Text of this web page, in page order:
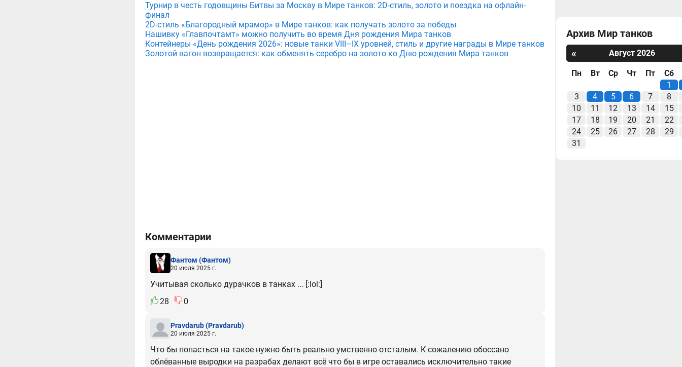
Турнир в честь годовщины Битвы за Москву в Мире танков: 2D-стиль, золото и поездка на офлайн-
финал
2D-стиль «Благородный мрамор» в Мире танков: как получать золото за победы
Нашивку «Главпочтамт» можно получить во время Дня рождения Мира танков
Контейнеры «День рождения 2026»: новые танки VIII–IX уровней, стиль и другие награды в Мире танков
Золотой вагон возвращается: как обменять серебро на золото ко Дню рождения Мира танков
Комментарии
Фантом (Фантом)
20 июля 2025 г.
Учитывая сколько дурачков в танках ... [:lol:]
28
0
Pravdarub(Pravdarub)
20 июля 2025 г.
Что бы попасться на такое нужно быть реально умственно отсталым. К сожалению обоссано
облёванные выродки на разрабах делают всё что бы в игре оставались исключительно такие
Архив Мир танков
«
Август 2026
Пн Вт Ср Чт Пт
Сб
1
3
4 5 6 7
8
10
11 12 13 14
15
17
18 19 20 21
22
24
25 26 27 28
29
31